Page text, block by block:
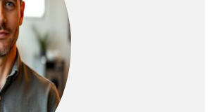
décoration intérieure,
garantie 5 ans Un
remplissage et une
utilisation en toute
sécurité, Lavage à la
main recommandé,
Nettoyage Simple grâce